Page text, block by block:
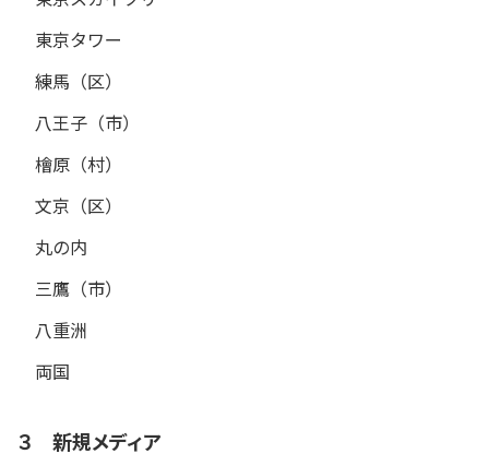
東京タワー
練馬（区）
八王子（市）
檜原（村）
文京（区）
丸の内
三鷹（市）
八重洲
両国
３ 新規メディア